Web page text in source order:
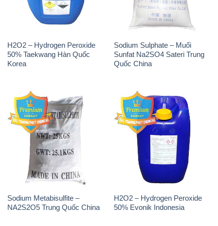
H2O2 – Hydrogen Peroxide
50% Taekwang Hàn Quốc
Korea
Sodium Sulphate – Muối
Sunfat Na2SO4 Sateri Trung
Quốc China
Sodium Metabisulfite –
NA2S2O5 Trung Quốc China
H2O2 – Hydrogen Peroxide
50% Evonik Indonesia